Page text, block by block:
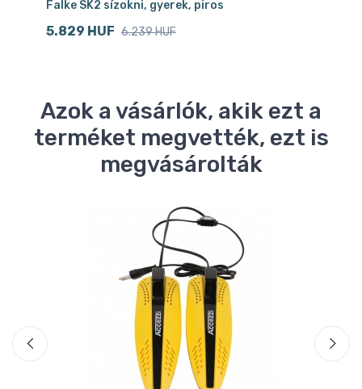
Falke SK2 sízokni, gyerek, piros
5.829 HUF 6.239 HUF
Azok a vásárlók, akik ezt a
terméket megvették, ezt is
megvásárolták